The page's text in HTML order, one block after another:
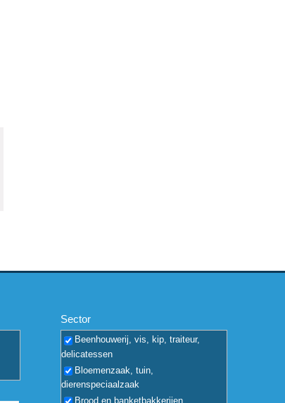
Sector
Beenhouwerij, vis, kip, traiteur,
delicatessen
Bloemenzaak, tuin,
dierenspeciaalzaak
Brood en banketbakkerijen,